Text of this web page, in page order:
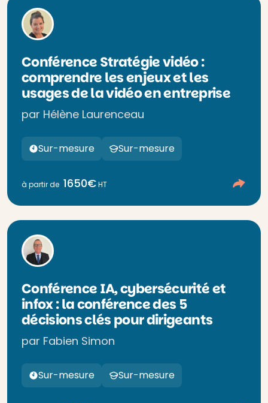
Conférence Stratégie vidéo :
comprendre les enjeux et les
usages de la vidéo en entreprise
par Hélène Laurenceau
Sur-mesure Sur-mesure
à partir de 1650€HT
Conférence IA, cybersécurité et
infox : la conférence des 5
décisions clés pour dirigeants
par Fabien Simon
Sur-mesure Sur-mesure